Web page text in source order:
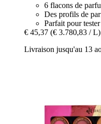
6 flacons de
Des profils de
Parfait pour tester
€ 45,37 (€ 3.780,83 / L)
Livraison jusqu'au 13